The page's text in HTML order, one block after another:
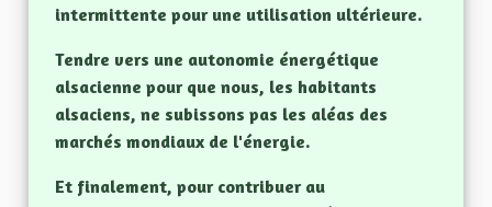
intermittente pour une utilisation ultérieure.
Tendre vers une autonomie énergétique
alsacienne pour que nous, les habitants
alsaciens, ne subissons pas les aléas des
marchés mondiaux de l'énergie.
Et finalement, pour contribuer au